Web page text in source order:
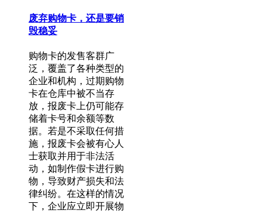
废弃购物卡，还是要销
毁稳妥
购物卡的发售客群广
泛，覆盖了各种类型的
企业和机构，过期购物
卡在仓库中被不当存
放，报废卡上仍可能存
储着卡号和余额等数
据。若是不采取任何措
施，报废卡会被有心人
士获取并用于非法活
动，如制作假卡进行购
物，导致财产损失和法
律纠纷。在这样的情况
下，企业应立即开展物